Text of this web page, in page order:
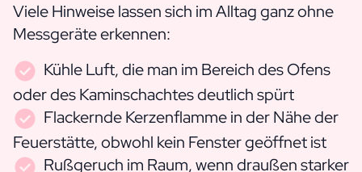
Viele Hinweise lassen sich im Alltag ganz ohne
Messgeräte erkennen:
Kühle Luft, die man im Bereich des Ofens
oder des Kaminschachtes deutlich spürt
Flackernde Kerzenflamme in der Nähe der
Feuerstätte, obwohl kein Fenster geöffnet ist
Rußgeruch im Raum, wenn draußen starker